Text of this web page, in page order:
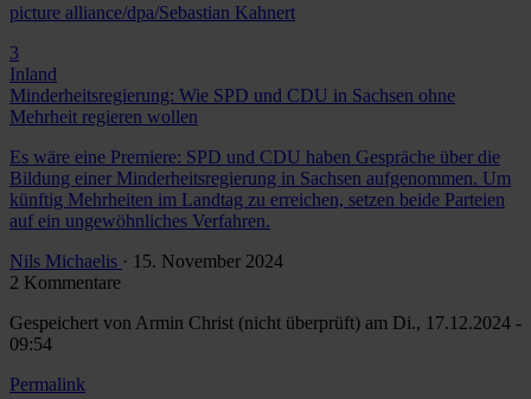
picture alliance/dpa/Sebastian Kahnert
3
Inland
Minderheitsregierung: Wie SPD und CDU in Sachsen ohne
Mehrheit regieren wollen
Es wäre eine Premiere: SPD und CDU haben Gespräche über die
Bildung einer Minderheitsregierung in Sachsen aufgenommen. Um
künftig Mehrheiten im Landtag zu erreichen, setzen beide Parteien
auf ein ungewöhnliches Verfahren.
Nils Michaelis · 15. November 2024
2 Kommentare
Gespeichert von Armin Christ (nicht überprüft) am Di., 17.12.2024 -
09:54
Permalink